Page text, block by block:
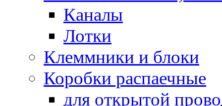
Каналы
Лотки
Клеммники и блоки
Коробки распаечные
для открытой